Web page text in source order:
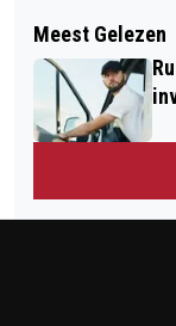
KLEINE
DAMRAK
VU NEEMT
Meest Gelezen